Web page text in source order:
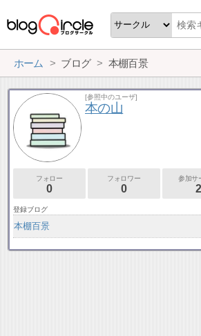
ホーム ブログ 本棚百景
[参照中のユーザ]
本の山
フォロー
0
フォロワー
0
参加サ
2
登録ブログ
本棚百景